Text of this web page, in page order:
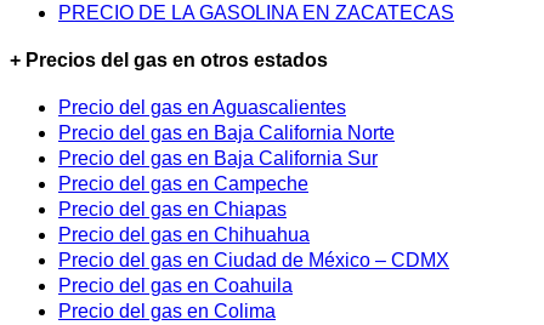
PRECIO DE LA GASOLINA EN ZACATECAS
+ Precios del gas en otros estados
Precio del gas en Aguascalientes
Precio del gas en Baja California Norte
Precio del gas en Baja California Sur
Precio del gas en Campeche
Precio del gas en Chiapas
Precio del gas en Chihuahua
Precio del gas en Ciudad de México – CDMX
Precio del gas en Coahuila
Precio del gas en Colima